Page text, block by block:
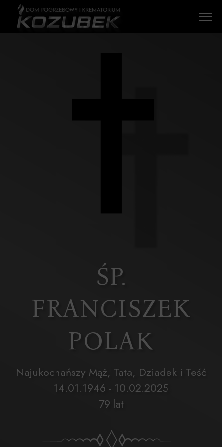
ŚP.
FRANCISZEK
POLAK
Najukochańszy Mąż, Tata, Dziadek i Teść
14.01.1946 - 10.02.2025
79 lat